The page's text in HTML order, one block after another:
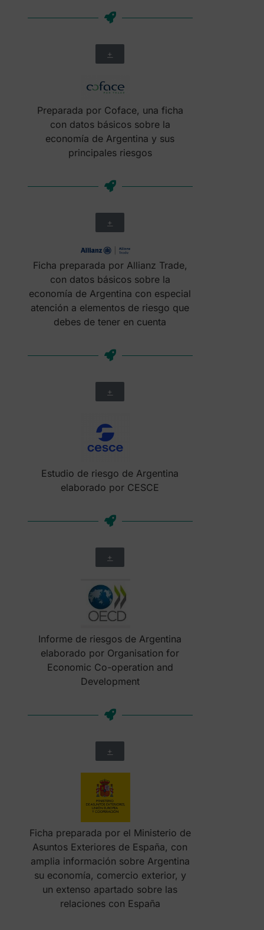
+
Preparada por Coface, una ficha
con datos básicos sobre la
economía de Argentina y sus
principales riesgos
+
Ficha preparada por Allianz Trade,
con datos básicos sobre la
economía de Argentina con especial
atención a elementos de riesgo que
debes de tener en cuenta
+
Estudio de riesgo de Argentina
elaborado por CESCE
+
Informe de riesgos de Argentina
elaborado por Organisation for
Economic Co-operation and
Development
+
Ficha preparada por el Ministerio de
Asuntos Exteriores de España, con
amplia información sobre Argentina
su economía, comercio exterior, y
un extenso apartado sobre las
relaciones con España